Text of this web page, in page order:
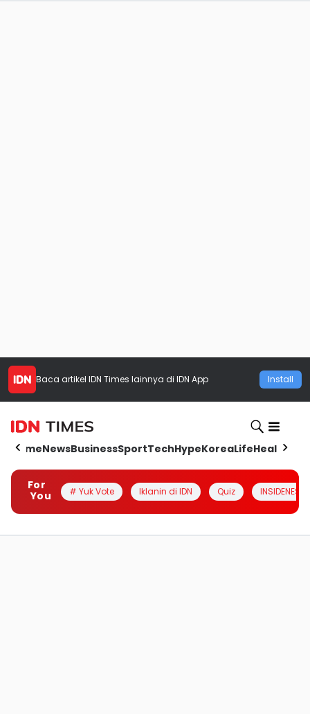
Baca artikel IDN Times lainnya di IDN App Install
HomeNewsBusinessSportTechHypeKoreaLifeHealth
For
You
# Yuk Vote Iklanin di IDN Quiz INSIDENESIA